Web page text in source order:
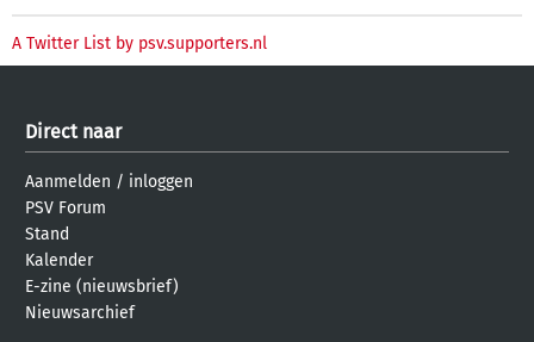
A Twitter List by psv.supporters.nl
Direct naar
Aanmelden / inloggen
PSV Forum
Stand
Kalender
E-zine (nieuwsbrief)
Nieuwsarchief